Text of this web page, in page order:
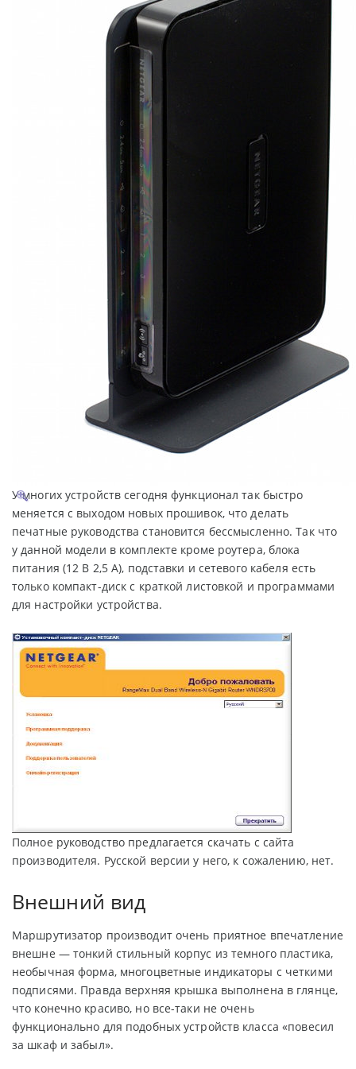
У многих устройств сегодня функционал так быстро
меняется с выходом новых прошивок, что делать
печатные руководства становится бессмысленно. Так что
у данной модели в комплекте кроме роутера, блока
питания (12 В 2,5 А), подставки и сетевого кабеля есть
только компакт-диск с краткой листовкой и программами
для настройки устройства.
Полное руководство предлагается скачать с сайта
производителя. Русской версии у него, к сожалению, нет.
Внешний вид
Маршрутизатор производит очень приятное впечатление
внешне — тонкий стильный корпус из темного пластика,
необычная форма, многоцветные индикаторы с четкими
подписями. Правда верхняя крышка выполнена в глянце,
что конечно красиво, но все-таки не очень
функционально для подобных устройств класса «повесил
за шкаф и забыл».